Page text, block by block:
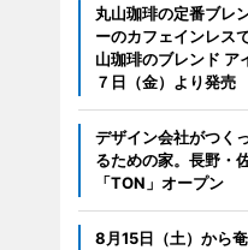
丸山珈琲の定番ブレ
ーのカフェインレス
山珈琲のブレンド ア
７日（金）より発売
デザイン会社がつく
るための家。長野・
「TON」オープン
8月15日（土）から